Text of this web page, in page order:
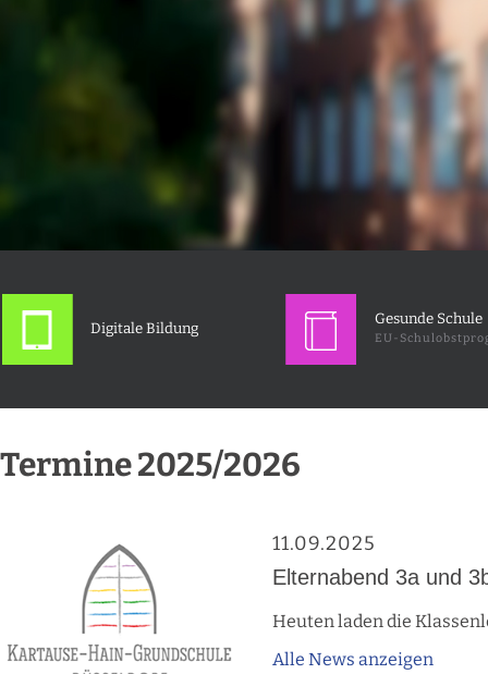
Digitale Bildung
Gesunde Schule
EU-
Termine 2025/2026
11.09.2025
Elternabend 3a und
Heuten laden die
Alle News anzeigen